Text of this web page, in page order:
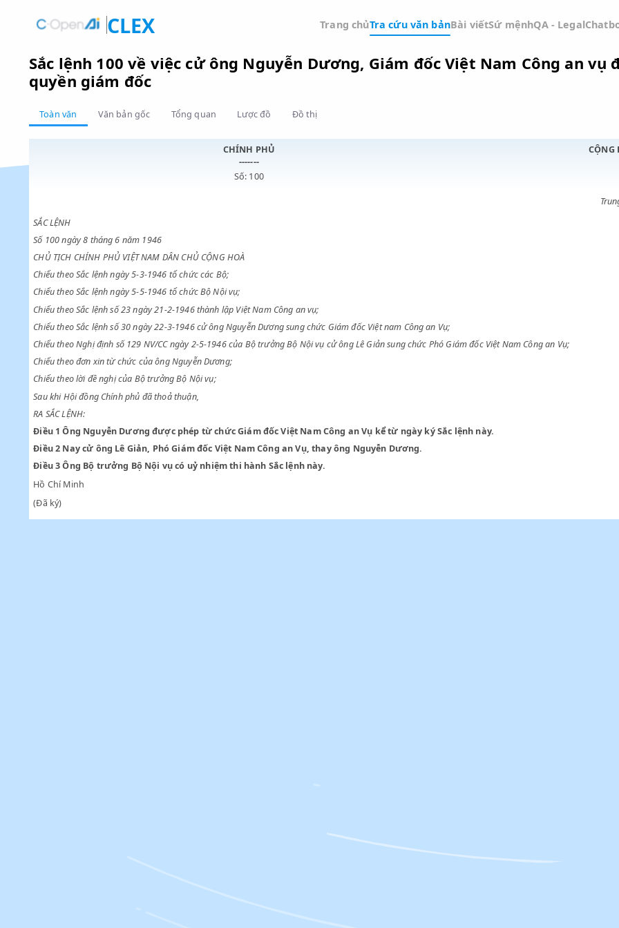
CLEX Trang chủTra cứu văn bảnBài viếtSứ mệnhQA
Sắc lệnh 100 về việc cử ông Nguyễn Dương, Giám đốc Việt Nam
quyền giám đốc
Toàn văn
CHÍNH PHỦ
SẮC LỆNH
CHỦ TỊCH CHÍNH PHỦ VIỆT NAM DÂN CHỦ CỘNG HOÀ
Chiểu theo Sắc lệnh ngày 5-3-1946 tổ chức các Bộ;
Chiểu theo Sắc lệnh ngày 5-5-1946 tổ chức Bộ Nội vụ;
Chiểu theo Sắc lệnh số 23 ngày 21-2-1946 thành lập Việt Nam Công an vụ;
Chiểu theo Sắc lệnh số 30 ngày 22-3-1946 cử ông Nguyễn Dương sung chức Giám đốc Việt nam Công an Vụ;
Chiểu theo Nghị định số 129 NV/CC ngày 2-5-1946 của Bộ trưởng Bộ Nội vụ cử ông Lê Giản sung chức Phó Giám đốc Việt Nam Công an
Chiểu theo đơn xin từ chức của ông Nguyễn Dương;
Chiểu theo lời đề nghị của Bộ trưởng Bộ Nội vụ;
Sau khi Hội đồng Chính phủ đã thoả thuận,
RA SẮC LỆNH:
Điều 1 Ông Nguyễn Dương được phép từ chức Giám đốc Việt Nam Công an Vụ kể từ ngày ký Sắc lệnh này.
Điều 2
Điều 3Ông Bộ trưởng Bộ Nội vụ có uỷ nhiệm thi hành Sắc lệnh này.